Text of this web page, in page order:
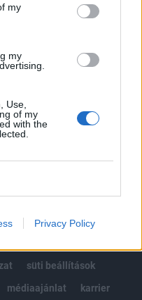
my
my
Use,
of my
with the
Privacy Policy
napon belüli
süti beállítások
médiaajánlat karrier